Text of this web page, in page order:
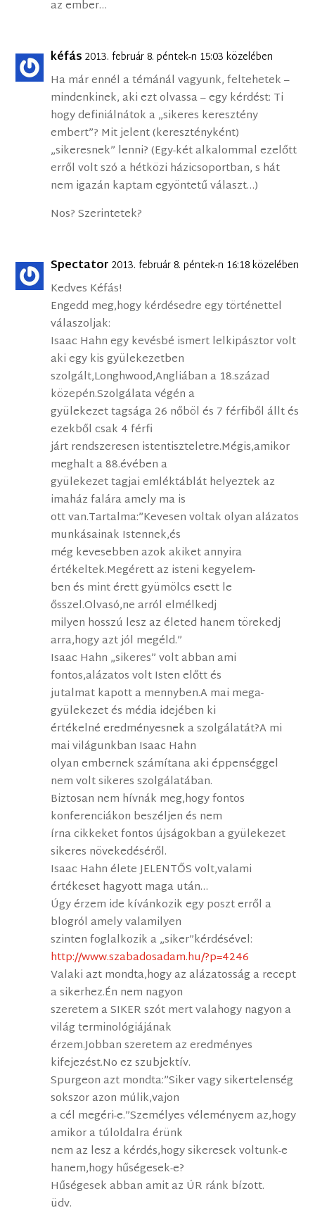
az ember…
kéfás 2013. február 8. péntek-n 15:03 közelében
Ha már ennél a témánál vagyunk, feltehetek –
mindenkinek, aki ezt olvassa – egy kérdést: Ti
hogy definiálnátok a „sikeres keresztény
embert”? Mit jelent (keresztényként)
„sikeresnek” lenni? (Egy-két alkalommal ezelőtt
erről volt szó a hétközi házicsoportban, s hát
nem igazán kaptam egyöntetű választ…)
Nos? Szerintetek?
Spectator 2013. február 8. péntek-n 16:18 közelében
Kedves Kéfás!
Engedd meg,hogy kérdésedre egy történettel
válaszoljak:
Isaac Hahn egy kevésbé ismert lelkipásztor volt
aki egy kis gyülekezetben
szolgált,Longhwood,Angliában a 18.század
közepén.Szolgálata végén a
gyülekezet tagsága 26 nőböl és 7 férfiből állt és
ezekből csak 4 férfi
járt rendszeresen istentiszteletre.Mégis,amikor
meghalt a 88.évében a
gyülekezet tagjai emléktáblát helyeztek az
imaház falára amely ma is
ott van.Tartalma:”Kevesen voltak olyan alázatos
munkásainak Istennek,és
még kevesebben azok akiket annyira
értékeltek.Megérett az isteni kegyelem-
ben és mint érett gyümölcs esett le
ősszel.Olvasó,ne arról elmélkedj
milyen hosszú lesz az életed hanem törekedj
arra,hogy azt jól megéld.”
Isaac Hahn „sikeres” volt abban ami
fontos,alázatos volt Isten előtt és
jutalmat kapott a mennyben.A mai mega-
gyülekezet és média idejében ki
értékelné eredményesnek a szolgálatát?A mi
mai világunkban Isaac Hahn
olyan embernek számítana aki éppenséggel
nem volt sikeres szolgálatában.
Biztosan nem hívnák meg,hogy fontos
konferenciákon beszéljen és nem
írna cikkeket fontos újságokban a gyülekezet
sikeres növekedéséről.
Isaac Hahn élete JELENTŐS volt,valami
értékeset hagyott maga után…
Úgy érzem ide kívánkozik egy poszt erről a
blogról amely valamilyen
szinten foglalkozik a „siker”kérdésével:
http://www.szabadosadam.hu/?p=4246
Valaki azt mondta,hogy az alázatosság a recept
a sikerhez.Én nem nagyon
szeretem a SIKER szót mert valahogy nagyon a
világ terminológiájának
érzem.Jobban szeretem az eredményes
kifejezést.No ez szubjektív.
Spurgeon azt mondta:”Siker vagy sikertelenség
sokszor azon múlik,vajon
a cél megéri-e.”Személyes véleményem az,hogy
amikor a túloldalra érünk
nem az lesz a kérdés,hogy sikeresek voltunk-e
hanem,hogy hűségesek-e?
Hűségesek abban amit az ÚR ránk bízott.
üdv.